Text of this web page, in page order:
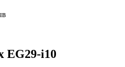
EG29-i10